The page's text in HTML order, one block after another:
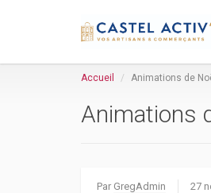
Accueil Animations de
Animations
Par GregAdmin 27